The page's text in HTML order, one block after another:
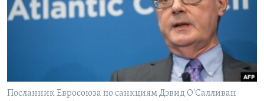
Learning English
Посланник Евросоюза по санкциям Дэвид О'Салливан